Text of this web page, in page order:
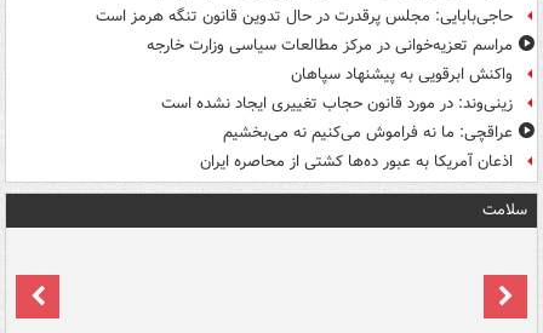
حاجی‌بابایی: مجلس پرقدرت در حال تدوین قانون تنگه هرمز است
مراسم تعزیه‌خوانی در مرکز مطالعات سیاسی وزارت خارجه
واکنش ابرقویی به پیشنهاد سپاهان
زینی‌وند: در مورد قانون حجاب تغییری ایجاد نشده است
عراقچی: ما نه فراموش می‌کنیم نه می‌بخشیم
اذعان آمریکا به عبور ده‌ها کشتی از محاصره ایران
سلامت